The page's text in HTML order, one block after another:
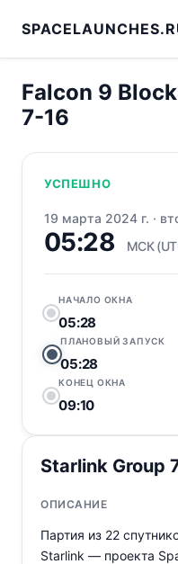
Falcon 9
7-16
УСПЕШНО
19 марта 2024 г. ·
05:28 МСК
НАЧАЛО ОКНА
05:28
ПЛАНОВЫЙ ЗАПУСК
05:28
КОНЕЦ ОКНА
09:10
Starlink Group
ОПИСАНИЕ
Партия из 22
Starlink — проекта